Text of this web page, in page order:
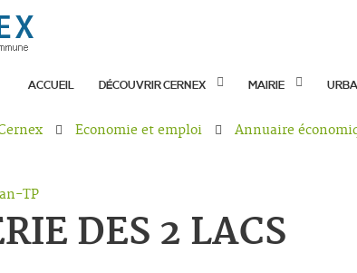
ACCUEIL DÉCOUVRIR CERNEX MAIRIE
Economie et emploi Annuaire
TP
DES 2 LACS